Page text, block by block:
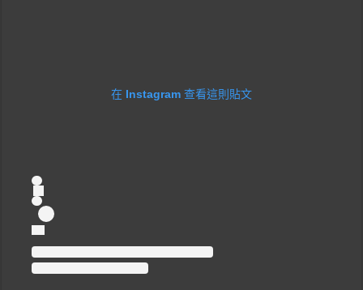
在 Instagram 查看這則貼文